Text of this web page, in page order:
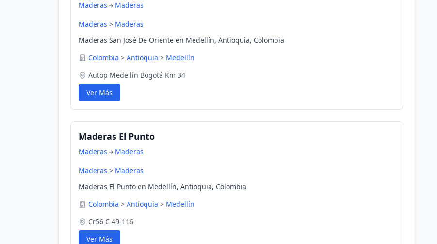
Maderas Maderas
Maderas > Maderas
Maderas San José De Oriente en Medellín, Antioquia, Colombia
Colombia > Antioquia > Medellín
Autop Medellín Bogotá Km 34
Ver Más
Maderas El Punto
Maderas Maderas
Maderas > Maderas
Maderas El Punto en Medellín, Antioquia, Colombia
Colombia > Antioquia > Medellín
Cr56 C 49-116
Ver Más